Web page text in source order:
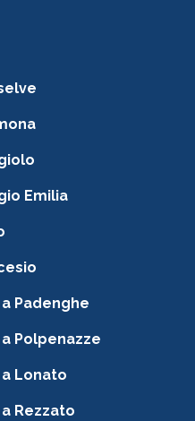
Emilia
Padenghe
Polpenazze
Lonato
Rezzato